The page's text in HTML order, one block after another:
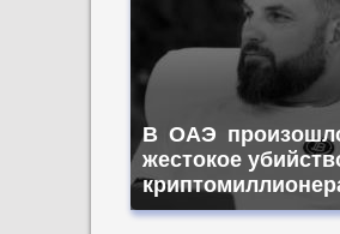
В ОАЭ
жестокое